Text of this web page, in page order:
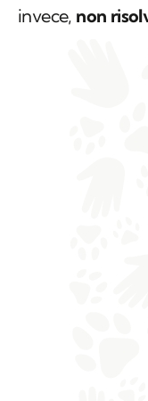
invece, non